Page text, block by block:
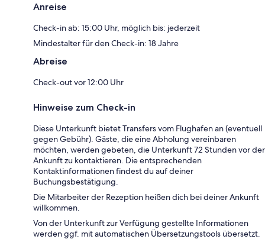
Anreise
Check-in ab: 15:00 Uhr, möglich bis: jederzeit
Mindestalter für den Check-in: 18 Jahre
Abreise
Check-out vor 12:00 Uhr
Hinweise zum Check-in
Diese Unterkunft bietet Transfers vom Flughafen an (eventuell
gegen Gebühr). Gäste, die eine Abholung vereinbaren
möchten, werden gebeten, die Unterkunft 72 Stunden vor der
Ankunft zu kontaktieren. Die entsprechenden
Kontaktinformationen findest du auf deiner
Buchungsbestätigung.
Die Mitarbeiter der Rezeption heißen dich bei deiner Ankunft
willkommen.
Von der Unterkunft zur Verfügung gestellte Informationen
werden ggf. mit automatischen Übersetzungstools übersetzt.